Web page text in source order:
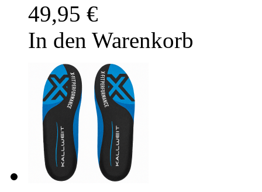
49,95 €
In den Warenkorb